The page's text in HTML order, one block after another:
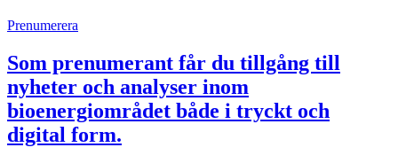
Prenumerera
Som prenumerant får du tillgång till
nyheter och analyser inom
bioenergiområdet både i tryckt och
digital form.